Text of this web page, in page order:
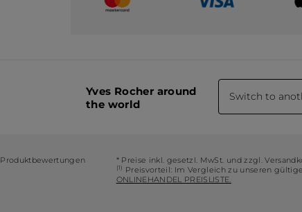
Yves Rocher around
the world
Switch to
Produktbewertungen * Preise inkl. gesetzl. MwSt. und zzgl.
(1) Preisvorteil: Im Vergleich zu unseren
ONLINEHANDEL PREISLISTE.